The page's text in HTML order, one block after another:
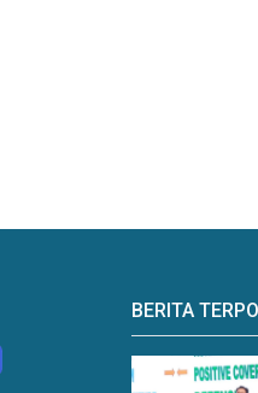
BERITA